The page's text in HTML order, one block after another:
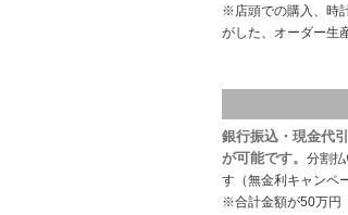
※店頭での購入、時
がした、オーダー生
銀行振込・現金代
が可能です。 分割払
す（無金利キャンペ
※合計金額が50万円